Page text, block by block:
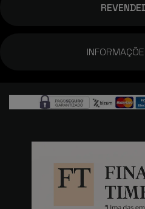
Telefone incrível,
muito feliz a verdade,
Super fluido e
a configuração inicial,